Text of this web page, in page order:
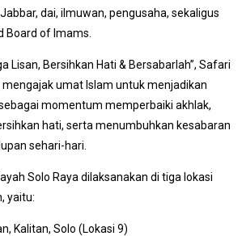
dai, ilmuwan, pengusaha, sekaligus
Board of Imams.
Lisan, Bersihkan Hati & Bersabarlah”, Safari
mengajak umat Islam untuk menjadikan
momentum memperbaiki akhlak,
hati, serta menumbuhkan kesabaran
sehari-hari.
Solo Raya dilaksanakan di tiga lokasi
yaitu:
Kalitan, Solo (Lokasi 9)